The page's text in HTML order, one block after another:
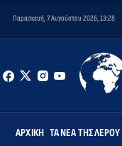
Παρασκευή, 7 Αυγούστου 2026, 13:28
ΑΡΧΙΚΉ ΤΑ ΝΈΑ ΤΗΣ ΛΈΡΟΥ